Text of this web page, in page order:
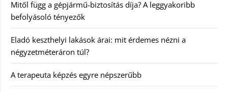
Mitől függ a gépjármű-biztosítás díja? A leggyakoribb
befolyásoló tényezők
Eladó keszthelyi lakások árai: mit érdemes nézni a
négyzetméteráron túl?
A terapeuta képzés egyre népszerűbb